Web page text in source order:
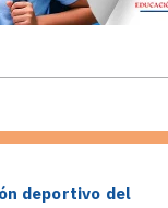
deportivo del